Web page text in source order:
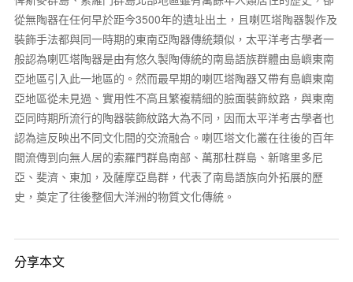
從無陶器在任何早於距今3500年的遺址出土，且喇匹塔陶器製作及
裝飾手法都與同一時期的東南亞陶器傳統類似，太平洋考古學者一
般認為喇匹塔陶器是由有悠久製陶傳統的南島語族群體由島嶼東南
亞地區引入此一地區的。然而最早期的喇匹塔陶器又帶有島嶼東南
亞地區從未見過、實用性不高且繁複精細的臉面裝飾紋路，與東南
亞同時期所流行的陶器裝飾紋路大為不同，因而太平洋考古學者也
認為這反映出不同文化間的交流融合。喇匹塔文化叢在往後的百年
間流傳到向無人居的索羅門群島南部、萬那杜群島、新喀里多尼
亞、斐濟、東加，及薩摩亞島群，代表了南島語族向外拓展的歷
史，奠定了往後整個大洋洲的物質文化傳統。
分享本文